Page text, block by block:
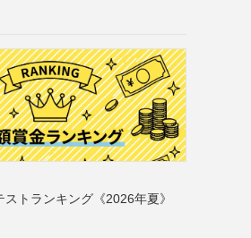
トランキング《2026年夏》